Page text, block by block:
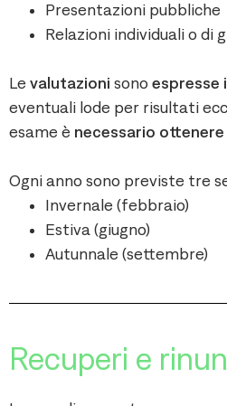
Presentazioni pubbliche
Relazioni individuali o di
Le valutazioni sono espresse
eventuali lode per risultati
esame è necessario
Ogni anno sono previste tre
Invernale (febbraio)
Estiva (giugno)
Autunnale (settembre)
Recuperi e